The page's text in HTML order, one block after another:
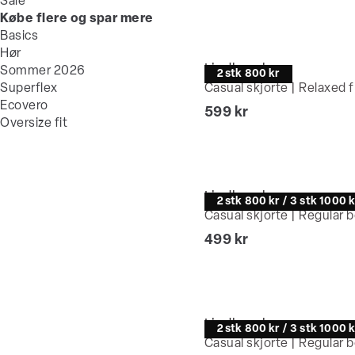
Købe flere og spar mere
Basics
Hør
Sommer 2026
Superflex
Ecovero
Oversize fit
2 stk 800 kr
Lindbergh
Casual skjorte | Relaxed
I alt (inkl. rabat)
599 kr
2 stk 800 kr / 3 stk 1000
Lindbergh
Casual skjorte | Regular
I alt (inkl. rabat)
499 kr
2 stk 800 kr / 3 stk 1000
Lindbergh
Casual skjorte | Regular